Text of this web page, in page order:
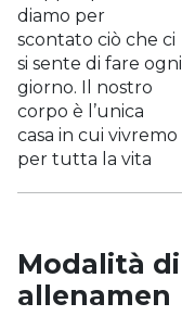
diamo per
scontato ciò che ci
si sente di fare ogni
giorno. Il nostro
corpo è l’unica
casa in cui vivremo
per tutta la vita
Modalità di
allenamen